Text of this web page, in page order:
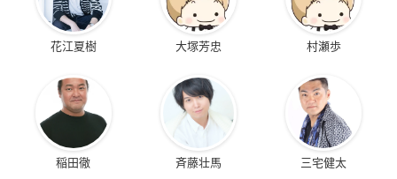
花江夏樹 大塚芳忠 村瀬歩
稲田徹 斉藤壮馬 三宅健太